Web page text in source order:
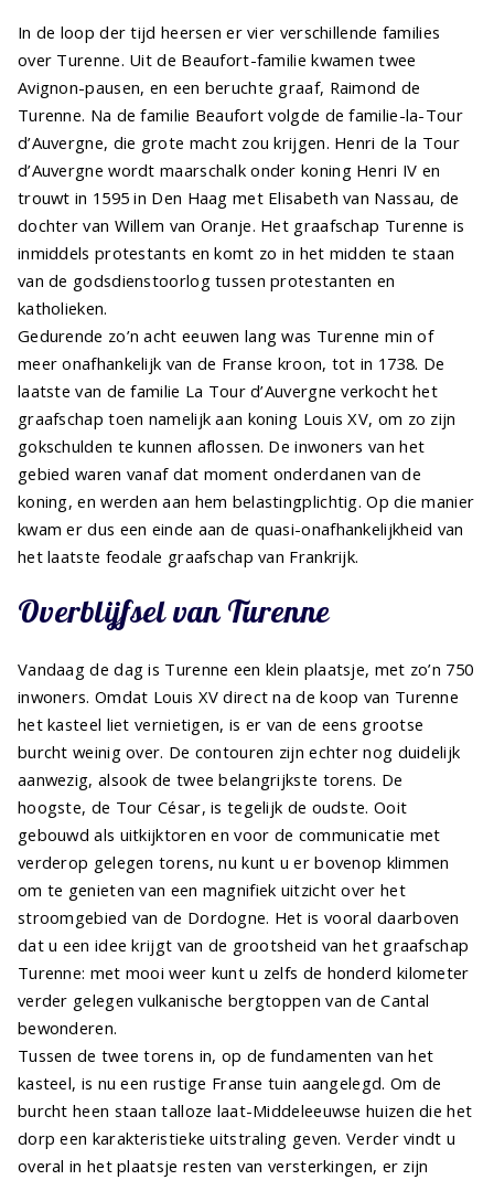
In de loop der tijd heersen er vier verschillende families
over Turenne. Uit de Beaufort-familie kwamen twee
Avignon-pausen, en een beruchte graaf, Raimond de
Turenne. Na de familie Beaufort volgde de familie-la-Tour
d’Auvergne, die grote macht zou krijgen. Henri de la Tour
d’Auvergne wordt maarschalk onder koning Henri IV en
trouwt in 1595 in Den Haag met Elisabeth van Nassau, de
dochter van Willem van Oranje. Het graafschap Turenne is
inmiddels protestants en komt zo in het midden te staan
van de godsdienstoorlog tussen protestanten en
katholieken.
Gedurende zo’n acht eeuwen lang was Turenne min of
meer onafhankelijk van de Franse kroon, tot in 1738. De
laatste van de familie La Tour d’Auvergne verkocht het
graafschap toen namelijk aan koning Louis XV, om zo zijn
gokschulden te kunnen aflossen. De inwoners van het
gebied waren vanaf dat moment onderdanen van de
koning, en werden aan hem belastingplichtig. Op die manier
kwam er dus een einde aan de quasi-onafhankelijkheid van
het laatste feodale graafschap van Frankrijk.
Overblijfsel van Turenne
Vandaag de dag is Turenne een klein plaatsje, met zo’n 750
inwoners. Omdat Louis XV direct na de koop van Turenne
het kasteel liet vernietigen, is er van de eens grootse
burcht weinig over. De contouren zijn echter nog duidelijk
aanwezig, alsook de twee belangrijkste torens. De
hoogste, de Tour César, is tegelijk de oudste. Ooit
gebouwd als uitkijktoren en voor de communicatie met
verderop gelegen torens, nu kunt u er bovenop klimmen
om te genieten van een magnifiek uitzicht over het
stroomgebied van de Dordogne. Het is vooral daarboven
dat u een idee krijgt van de grootsheid van het graafschap
Turenne: met mooi weer kunt u zelfs de honderd kilometer
verder gelegen vulkanische bergtoppen van de Cantal
bewonderen.
Tussen de twee torens in, op de fundamenten van het
kasteel, is nu een rustige Franse tuin aangelegd. Om de
burcht heen staan talloze laat-Middeleeuwse huizen die het
dorp een karakteristieke uitstraling geven. Verder vindt u
overal in het plaatsje resten van versterkingen, er zijn